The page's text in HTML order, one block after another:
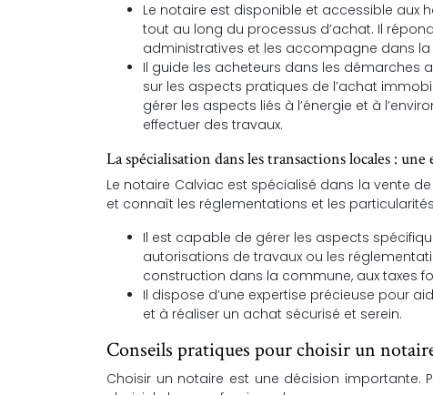
Le notaire est disponible et accessible
tout au long du processus d’achat. Il
administratives et les accompagne dans
Il guide les acheteurs dans les démarches
sur les aspects pratiques de l’achat
gérer les aspects liés à l’énergie et à
effectuer des travaux.
La spécialisation dans les transactions locales : une
Le notaire Calviac est spécialisé dans la vente
et connaît les réglementations et les
Il est capable de gérer les aspects
autorisations de travaux ou les
construction dans la commune, aux taxes
Il dispose d’une expertise précieuse pour
et à réaliser un achat sécurisé et serein.
Conseils pratiques pour choisir un
Choisir un notaire est une décision importante.